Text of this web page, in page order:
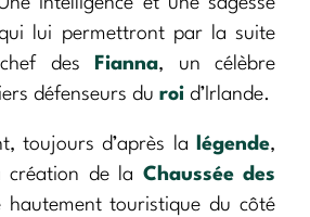
lui permettront par la suite
des
Fianna, un célèbre
défenseurs du roi d’Irlande.
toujours d’après la légende,
création de la Chaussée des
hautement touristique du côté